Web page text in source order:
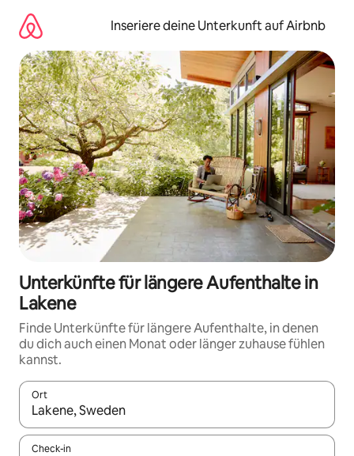
Inhalten
springen
Inseriere deine Unterkunft auf Airbnb
Unterkünfte für längere Aufenthalte in
Lakene
Finde Unterkünfte für längere Aufenthalte, in denen
du dich auch einen Monat oder länger zuhause fühlen
kannst.
Ort
Wenn Ergebnisse verfügbar sind, navigiere mit den
Check-in